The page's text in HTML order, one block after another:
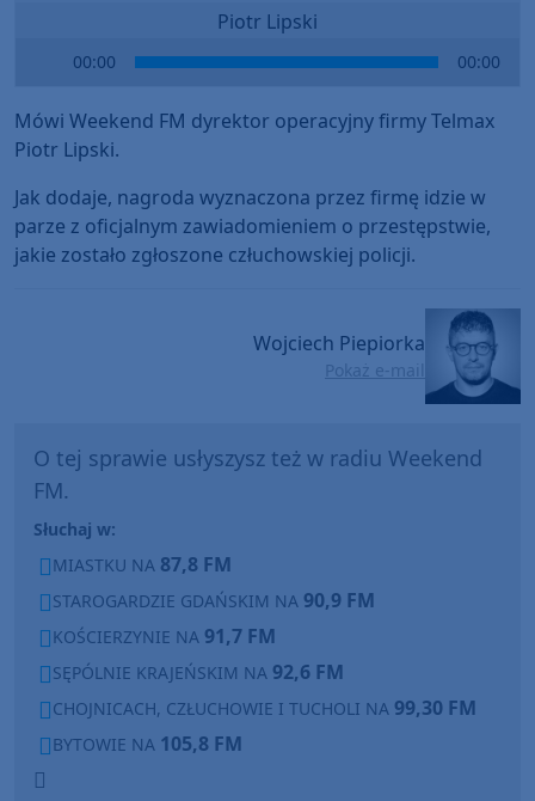
Piotr Lipski
00:00 00:00
Mówi Weekend FM dyrektor operacyjny firmy Telmax
Piotr Lipski.
Jak dodaje, nagroda wyznaczona przez firmę idzie w
parze z oficjalnym zawiadomieniem o przestępstwie,
jakie zostało zgłoszone człuchowskiej policji.
Wojciech Piepiorka
Pokaż e-mail
O tej sprawie usłyszysz też w radiu Weekend
FM.
Słuchaj w:
MIASTKU NA 87,8 FM
STAROGARDZIE GDAŃSKIM NA 90,9 FM
KOŚCIERZYNIE NA 91,7 FM
SĘPÓLNIE KRAJEŃSKIM NA 92,6 FM
CHOJNICACH, CZŁUCHOWIE I TUCHOLI NA 99,30 FM
BYTOWIE NA 105,8 FM